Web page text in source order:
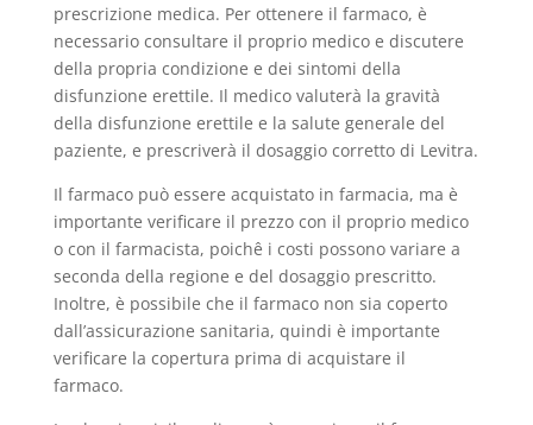
prescrizione medica. Per ottenere il farmaco, è
necessario consultare il proprio medico e discutere
della propria condizione e dei sintomi della
disfunzione erettile. Il medico valuterà la gravità
della disfunzione erettile e la salute generale del
paziente, e prescriverà il dosaggio corretto di Levitra.
Il farmaco può essere acquistato in farmacia, ma è
importante verificare il prezzo con il proprio medico
o con il farmacista, poichê i costi possono variare a
seconda della regione e del dosaggio prescritto.
Inoltre, è possibile che il farmaco non sia coperto
dall’assicurazione sanitaria, quindi è importante
verificare la copertura prima di acquistare il
farmaco.